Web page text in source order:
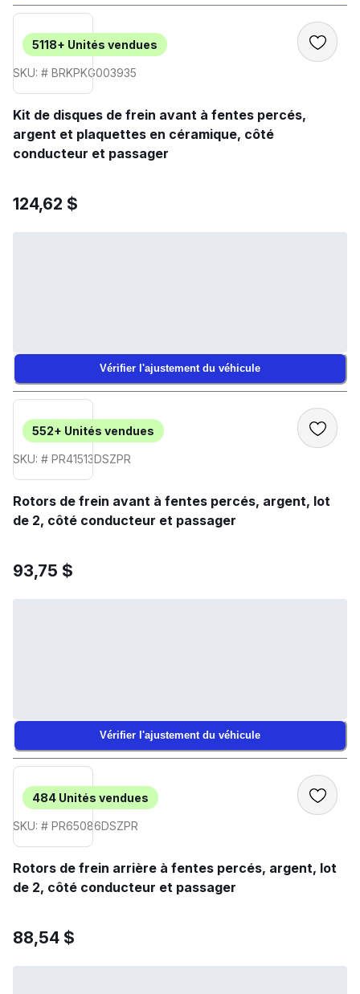
5118+ Unités vendues
SKU: # BRKPKG003935
Kit de disques de frein avant à fentes percés,
argent et plaquettes en céramique, côté
conducteur et passager
124,62 $
Vérifier l'ajustement du véhicule
552+ Unités vendues
SKU: # PR41513DSZPR
Rotors de frein avant à fentes percés, argent, lot
de 2, côté conducteur et passager
93,75 $
Vérifier l'ajustement du véhicule
484 Unités vendues
SKU: # PR65086DSZPR
Rotors de frein arrière à fentes percés, argent, lot
de 2, côté conducteur et passager
88,54 $